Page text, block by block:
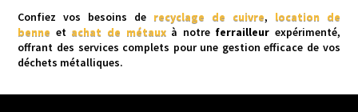
Confiez vos besoins de recyclage de cuivre, location de
benne et achat de métauxà notre ferrailleur expérimenté,
offrant des services complets pour une gestion efficace de vos
déchets métalliques.